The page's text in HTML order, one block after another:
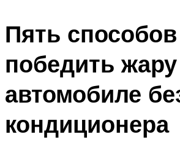
Пять способов
победить
автомобиле
кондиционера